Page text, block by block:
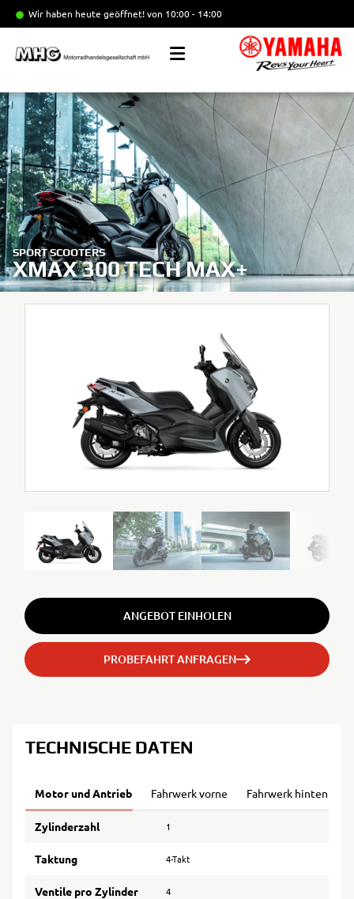
Wir haben heute geöffnet!von 10:00 - 14:00
SPORT SCOOTERS
XMAX 300 TECH MAX+
ANGEBOT EINHOLEN
PROBEFAHRT ANFRAGEN
TECHNISCHE DATEN
Motor und Antrieb Fahrwerk vorne Fahrwerk hinten
Zylinderzahl 1
Taktung 4-Takt
Ventile pro Zylinder 4